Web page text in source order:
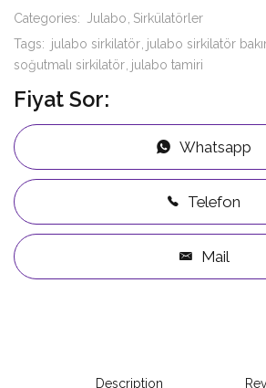
Categories: Julabo Sirkülatörler
Tags: julabo sirkilatör julabo sirkilatör
soğutmalı sirkilatör julabo tamiri
Fiyat Sor:
Whatsapp
Telefon
Mail
Description